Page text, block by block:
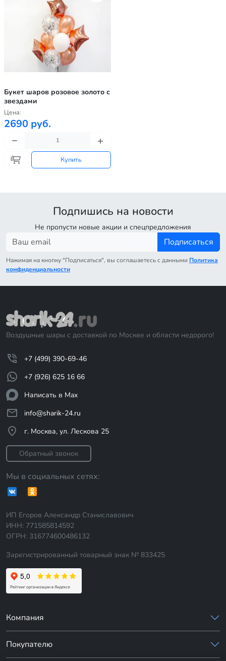
Букет шаров розовое золото с
звездами
Цена:
2690 руб.
Купить
Подпишись на новости
Не пропусти новые акции и спецпредложения
Подписаться
Нажимая на кнопку "Подписаться", вы соглашаетесь с данными Политика
конфиденциальности
Воздушные шары с доставкой по Москве и области недорого!
+7 (499) 390-69-46
+7 (926) 625 16 66
Написать в Max
info@sharik-24.ru
г. Москва, ул. Лескова 25
Обратный звонок
Мы в социальных сетях:
ИП Егоров Александр Станиславович
ИНН: 771585814592
ОГРН: 316774600486132
Зарегистрированный товарный знак № 833425
Компания
Покупателю